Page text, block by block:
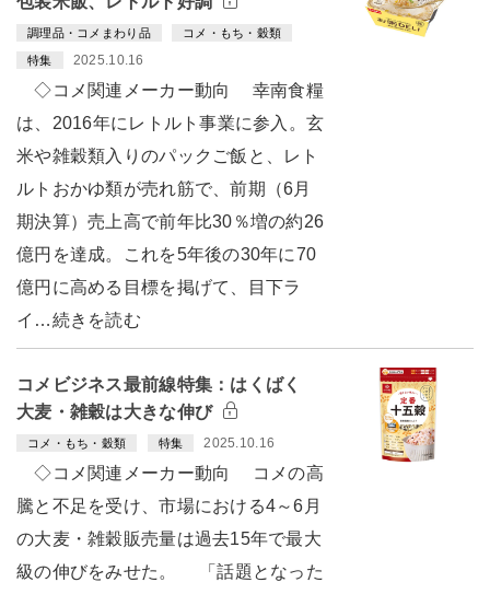
調理品・コメまわり品 コメ・もち・穀類
特集 2025.10.16
◇コメ関連メーカー動向 幸南食糧
は、2016年にレトルト事業に参入。玄
米や雑穀類入りのパックご飯と、レト
ルトおかゆ類が売れ筋で、前期（6月
期決算）売上高で前年比30％増の約26
億円を達成。これを5年後の30年に70
億円に高める目標を掲げて、目下ラ
イ…続きを読む
コメビジネス最前線特集：はくばく
大麦・雑穀は大きな伸び
コメ・もち・穀類 特集 2025.10.16
◇コメ関連メーカー動向 コメの高
騰と不足を受け、市場における4～6月
の大麦・雑穀販売量は過去15年で最大
級の伸びをみせた。 「話題となった